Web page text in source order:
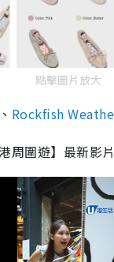
點擊圖片放大
、 Rockfish
周圍遊】最新影片